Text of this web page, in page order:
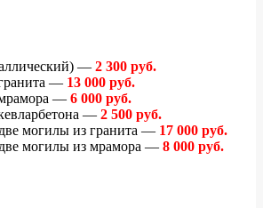
— 2 300 руб.
— 13 000 руб.
— 6 000 руб.
— 2 500 руб.
могилы из гранита — 17 000 руб.
могилы из мрамора — 8 000 руб.